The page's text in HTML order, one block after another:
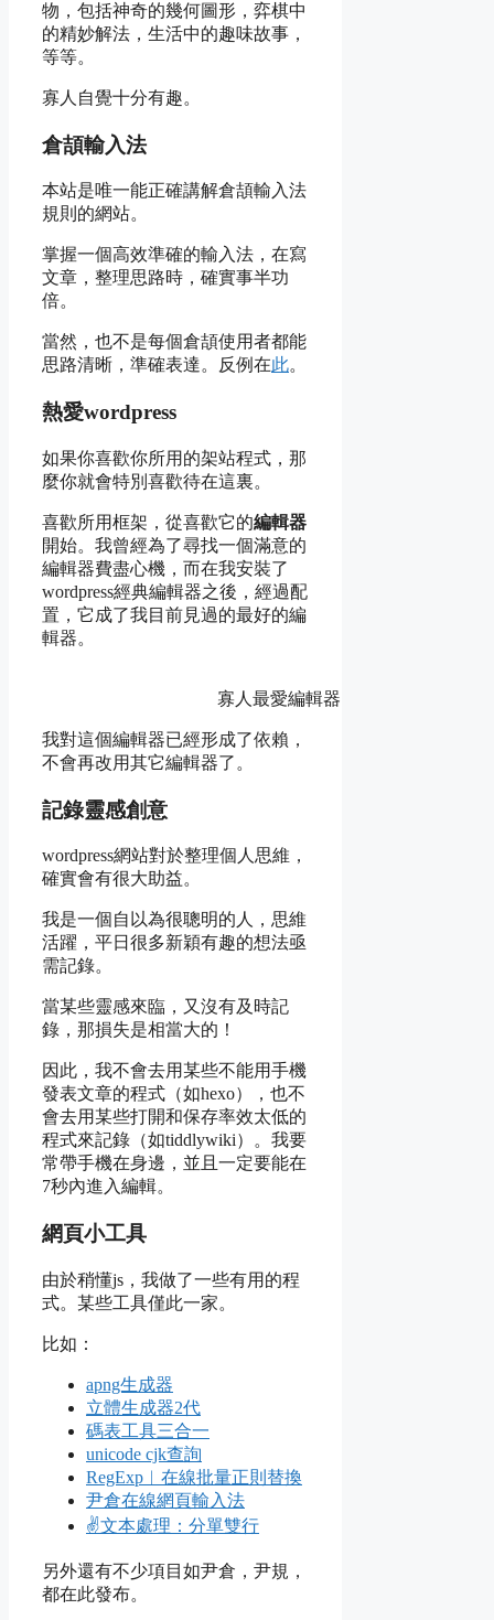
物，包括神奇的幾何圖形，弈棋中
的精妙解法，生活中的趣味故事，
等等。
寡人自覺十分有趣。
倉頡輸入法
本站是唯一能正確講解倉頡輸入法
規則的網站。
掌握一個高效準確的輸入法，在寫
文章，整理思路時，確實事半功
倍。
當然，也不是每個倉頡使用者都能
思路清晰，準確表達。反例在此。
熱愛wordpress
如果你喜歡你所用的架站程式，那
麼你就會特別喜歡待在這裏。
喜歡所用框架，從喜歡它的編輯器
開始。我曾經為了尋找一個滿意的
編輯器費盡心機，而在我安裝了
wordpress經典編輯器之後，經過配
置，它成了我目前見過的最好的編
輯器。
寡人最愛編輯器
我對這個編輯器已經形成了依賴，
不會再改用其它編輯器了。
記錄靈感創意
wordpress網站對於整理個人思維，
確實會有很大助益。
我是一個自以為很聰明的人，思維
活躍，平日很多新穎有趣的想法亟
需記錄。
當某些靈感來臨，又沒有及時記
錄，那損失是相當大的！
因此，我不會去用某些不能用手機
發表文章的程式（如hexo），也不
會去用某些打開和保存率效太低的
程式來記錄（如tiddlywiki）。我要
常帶手機在身邊，並且一定要能在
7秒內進入編輯。
網頁小工具
由於稍懂js，我做了一些有用的程
式。某些工具僅此一家。
比如：
apng生成器
立體生成器2代
碼表工具三合一
unicode cjk查詢
RegExp︱在線批量正則替換
尹倉在線網頁輸入法
✌️文本處理：分單雙行
另外還有不少項目如尹倉，尹規，
都在此發布。